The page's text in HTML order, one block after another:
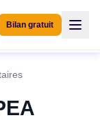
Bilan gratuit